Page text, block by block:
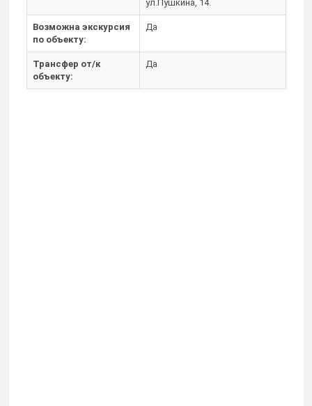
ул.Пушкина, 14.
Возможна экскурсия
по объекту:
Да
Трансфер от/к
объекту:
Да